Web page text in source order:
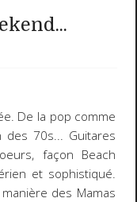
De la pop comme
70s... Guitares
façon Beach
et sophistiqué.
des Mamas